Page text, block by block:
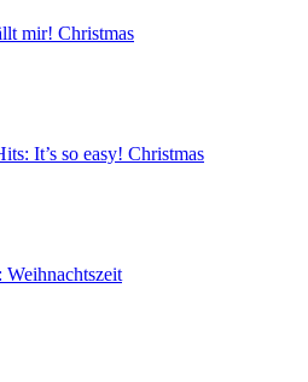
mir! Christmas
It’s so easy! Christmas
Weihnachtszeit